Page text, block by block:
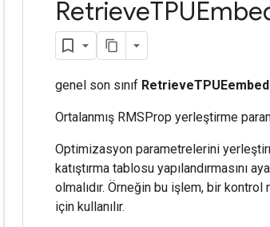
Retrieve
genel son sınıf
Ortalanmış RMSProp yerleştirme
Optimizasyon parametrelerini
katıştırma tablosu yapılandırmasını
olmalıdır. Örneğin bu işlem, bir
için kullanılır.